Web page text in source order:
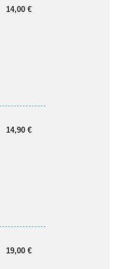
14,00 €
14,90 €
19,00 €